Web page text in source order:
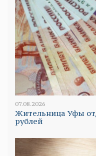
07.08.2026
Жительница Уфы
рублей